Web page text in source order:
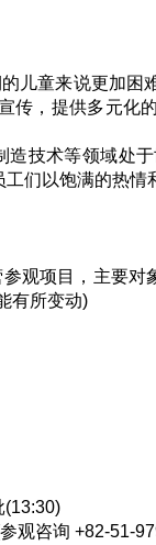
童来说更加困
传，提供多元
技术等领域处
们以饱满的热
项目，主要对
有所变动)
(13:30)
观咨询 +82-51-